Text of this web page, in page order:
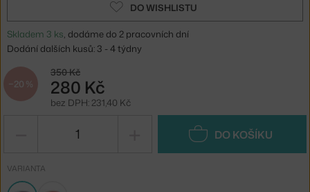
DO WISHLISTU
Skladem 3 ks, dodáme do 2 pracovních dní
Dodání dalších kusů: 3 - 4 týdny
−20 %
350 Kč
280 Kč
bez DPH: 231,40 Kč
DO KOŠÍKU
VARIANTA